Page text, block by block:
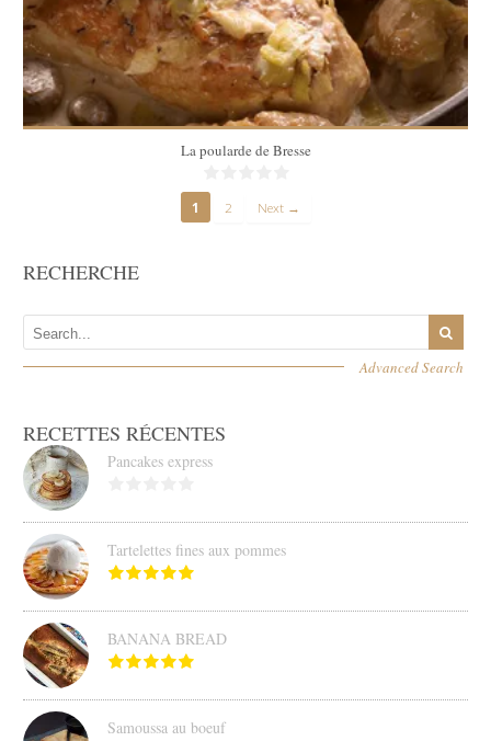
La poularde de Bresse
1 2 Next →
RECHERCHE
Advanced Search
RECETTES RÉCENTES
Pancakes express
Tartelettes fines aux pommes
BANANA BREAD
Samoussa au boeuf